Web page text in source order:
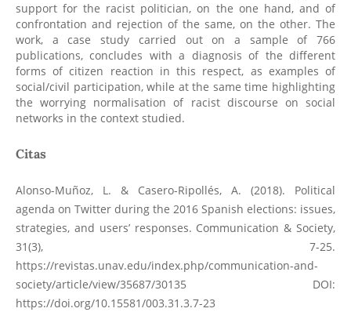
support for the racist politician, on the one hand, and of
confrontation and rejection of the same, on the other. The
work, a case study carried out on a sample of 766
publications, concludes with a diagnosis of the different
forms of citizen reaction in this respect, as examples of
social/civil participation, while at the same time highlighting
the worrying normalisation of racist discourse on social
networks in the context studied.
Citas
Alonso-Muñoz, L. & Casero-Ripollés, A. (2018). Political
agenda on Twitter during the 2016 Spanish elections: issues,
strategies, and users’ responses. Communication & Society,
31(3), 7-25.
https://revistas.unav.edu/index.php/communication-and-
society/article/view/35687/30135 DOI:
https://doi.org/10.15581/003.31.3.7-23